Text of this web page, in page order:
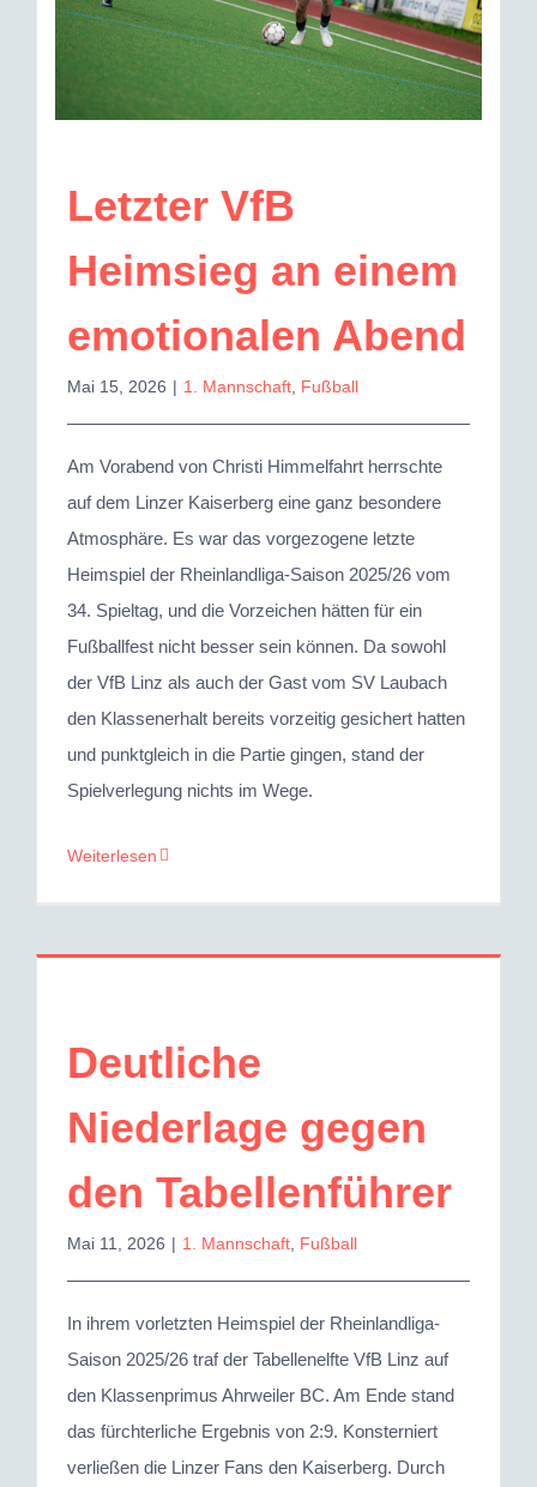
Letzter VfB
Heimsieg an einem
emotionalen Abend
Mai 15, 2026 | 1. Mannschaft Fußball
Am Vorabend von Christi Himmelfahrt herrschte
auf dem Linzer Kaiserberg eine ganz besondere
Atmosphäre. Es war das vorgezogene letzte
Heimspiel der Rheinlandliga-Saison 2025/26 vom
34. Spieltag, und die Vorzeichen hätten für ein
Fußballfest nicht besser sein können. Da sowohl
der VfB Linz als auch der Gast vom SV Laubach
den Klassenerhalt bereits vorzeitig gesichert hatten
und punktgleich in die Partie gingen, stand der
Spielverlegung nichts im Wege.
Weiterlesen
Deutliche
Niederlage gegen
den Tabellenführer
Mai 11, 2026 | 1. Mannschaft Fußball
In ihrem vorletzten Heimspiel der Rheinlandliga-
Saison 2025/26 traf der Tabellenelfte VfB Linz auf
den Klassenprimus Ahrweiler BC. Am Ende stand
das fürchterliche Ergebnis von 2:9. Konsterniert
verließen die Linzer Fans den Kaiserberg. Durch